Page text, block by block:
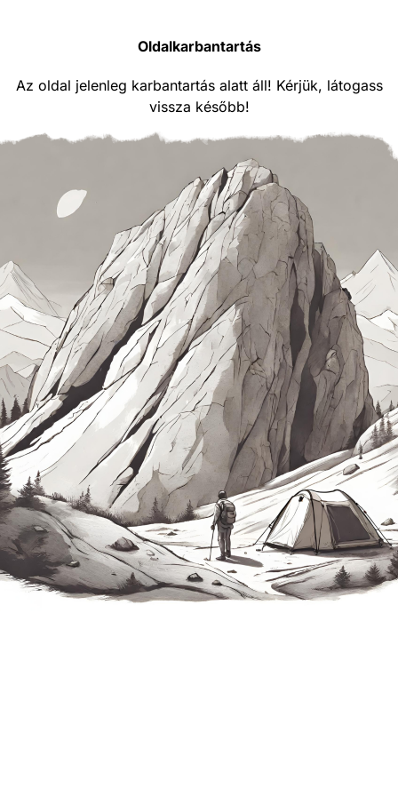
Oldalkarbantartás
Az oldal jelenleg karbantartás alatt áll! Kérjük, látogass
vissza később!